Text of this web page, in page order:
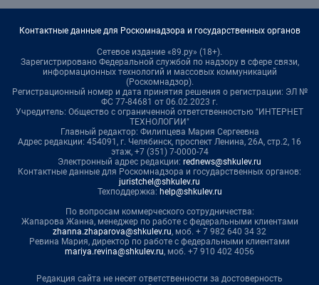
Контактные данные для Роскомнадзора и государственных органов
Сетевое издание «89.ру» (18+).
Зарегистрировано Федеральной службой по надзору в сфере связи,
информационных технологий и массовых коммуникаций
(Роскомнадзор).
Регистрационный номер и дата принятия решения о регистрации: ЭЛ №
ФС 77-84681 от 06.02.2023 г.
Учредитель: Общество с ограниченной ответственностью "ИНТЕРНЕТ
ТЕХНОЛОГИИ"
Главный редактор: Филипцева Мария Сергеевна
Адрес редакции: 454091, г. Челябинск, проспект Ленина, 26А, стр.2, 16
этаж, +7 (351) 7-0000-74
Электронный адрес редакции: rednews@shkulev.ru
Контактные данные для Роскомнадзора и государственных органов:
juristchel@shkulev.ru
Техподдержка: help@shkulev.ru
По вопросам коммерческого сотрудничества:
Жапарова Жанна, менеджер по работе с федеральными клиентами
zhanna.zhaparova@shkulev.ru, моб. + 7 982 640 34 32
Ревина Мария, директор по работе с федеральными клиентами
mariya.revina@shkulev.ru, моб. +7 910 402 4056
Редакция сайта не несет ответственности за достоверность